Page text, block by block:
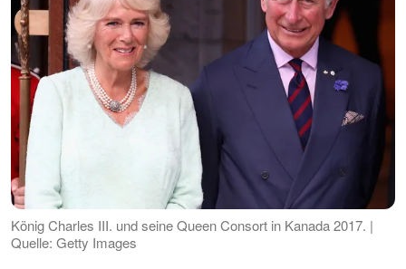
König Charles III. und seine Queen Consort in Kanada 2017. |
Quelle: Getty Images